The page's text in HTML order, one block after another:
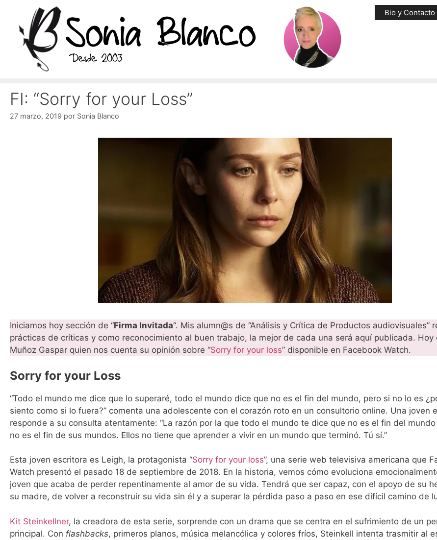
contenido
Bio y Contacto
FI: “Sorry for your Loss”
27 marzo, 2019 por Sonia Blanco
Iniciamos hoy sección de “Firma Invitada“. Mis alumn@s de “Análisis y Crítica de Productos audiovisuales”
prácticas de críticas y como reconocimiento al buen trabajo, la mejor de cada una será aquí publicada. Hoy
Muñoz Gaspar quien nos cuenta su opinión sobre “Sorry for your loss” disponible en Facebook Watch.
Sorry for your Loss
“Todo el mundo me dice que lo superaré, todo el mundo dice que no es el fin del mundo, pero si no lo es
siento como si lo fuera?” comenta una adolescente con el corazón roto en un consultorio online. Una joven
responde a su consulta atentamente: “La razón por la que todo el mundo te dice que no es el fin del
no es el fin de sus mundos. Ellos no tiene que aprender a vivir en un mundo que terminó. Tú sí.”
Esta joven escritora es Leigh, la protagonista “Sorry for your loss”, una serie web televisiva americana que
Watch presentó el pasado 18 de septiembre de 2018. En la historia, vemos cómo evoluciona
joven que acaba de perder repentinamente al amor de su vida. Tendrá que ser capaz, con el apoyo de su
su madre, de volver a reconstruir su vida sin él y a superar la pérdida paso a paso en ese difícil camino de
Kit Steinkellner, la creadora de esta serie, sorprende con un drama que se centra en el sufrimiento de un
principal. Con flashbacks, primeros planos, música melancólica y colores fríos, Steinkell intenta trasmitir al